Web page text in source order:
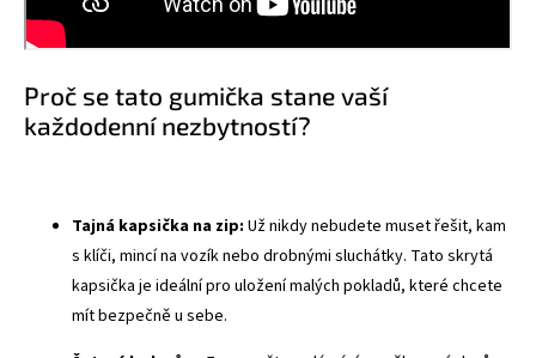
Proč se tato gumička stane vaší
každodenní nezbytností?
Tajná kapsička na zip: Už nikdy nebudete muset řešit, kam
s klíči, mincí na vozík nebo drobnými sluchátky. Tato skrytá
kapsička je ideální pro uložení malých pokladů, které chcete
mít bezpečně u sebe.